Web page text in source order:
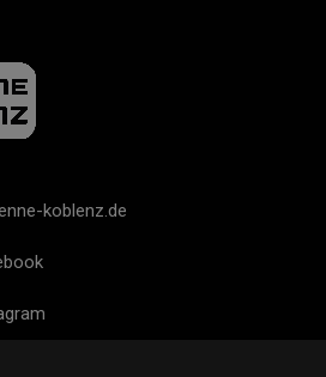
koblenz.de